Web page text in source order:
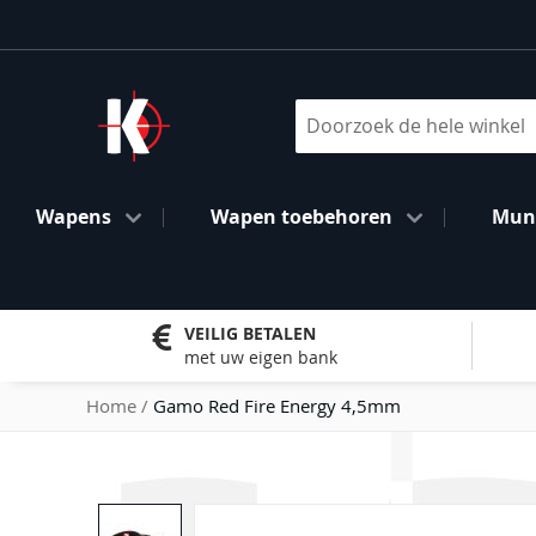
naar
inhoud
Wapens Wapen toebehoren
VEILIG BETALEN
met uw eigen bank
Home Gamo Red Fire Energy 4,5mm